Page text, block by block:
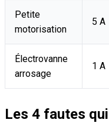
Petite
motorisation
5 A
Électrovanne
arrosage
1 A
Les 4 fautes